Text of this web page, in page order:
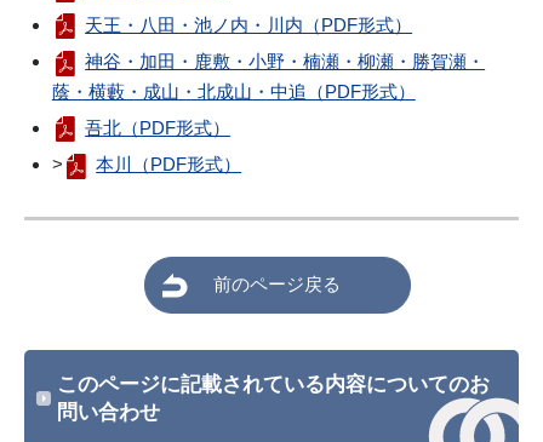
天王・八田・池ノ内・川内（PDF形式）
神谷・加田・鹿敷・小野・楠瀬・柳瀬・勝賀瀬・
蔭・横藪・成山・北成山・中追（PDF形式）
吾北（PDF形式）
>
本川（PDF形式）
前のページ戻る
このページに記載されている内容についてのお
問い合わせ